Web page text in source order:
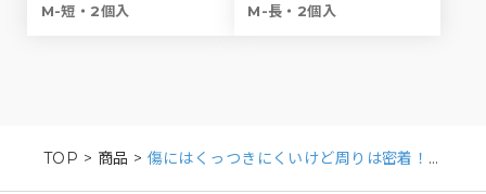
M-短・2個入 M-長・2個入
TOP > 商品 > 傷にはくっつきにくいけど周りは密着！ハイドロコロイドパッド/L・3枚入